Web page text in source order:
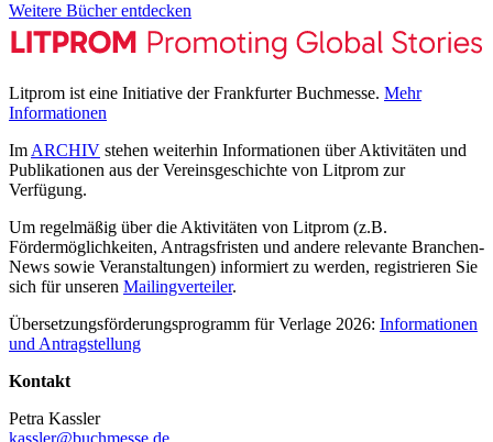
Weitere Bücher entdecken
Litprom ist eine Initiative der Frankfurter Buchmesse. Mehr
Informationen
Im ARCHIV stehen weiterhin Informationen über Aktivitäten und
Publikationen aus der Vereinsgeschichte von Litprom zur
Verfügung.
Um regelmäßig über die Aktivitäten von Litprom (z.B.
Fördermöglichkeiten, Antragsfristen und andere relevante Branchen-
News sowie Veranstaltungen) informiert zu werden, registrieren Sie
sich für unseren Mailingverteiler.
Übersetzungsförderungsprogramm für Verlage 2026: Informationen
und Antragstellung
Kontakt
Petra Kassler
kassler@buchmesse.de